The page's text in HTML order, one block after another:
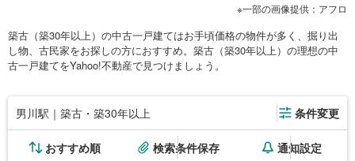
一部の画像提供：アフロ
築古（築30年以上）の中古一戸建てはお手頃価格の物件が多く、掘り出
し物、古民家をお探しの方におすすめ。築古（築30年以上）の理想の中
古一戸建てをYahoo!不動産で見つけましょう。
男川駅｜築古・築30年以上 条件変更
おすすめ順 検索条件保存 通知設定